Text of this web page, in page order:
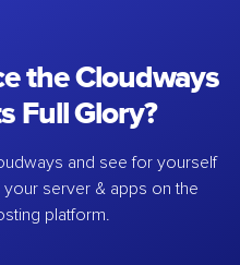
the Cloudways
Full Glory?
and see for yourself
server & apps on the
platform.